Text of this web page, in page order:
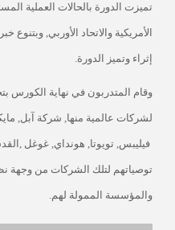
تميزت الدورة بالحالات العملية
الأمريكية والاتحاد الأوربي,
إثراء وتميز الدورة.
وقام المتدربون في نهاية الكورس
لشركات عالمية منها, شركة آبل,
فيليبس, تويوتا, هونداي, غوغل
توصياتهم لتلك الشركات من وجهة
والمؤسسة الممولة لهم.